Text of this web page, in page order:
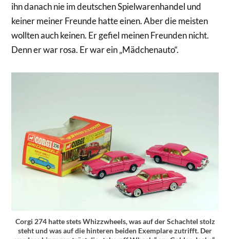
ihn danach nie im deutschen Spielwarenhandel und
keiner meiner Freunde hatte einen. Aber die meisten
wollten auch keinen. Er gefiel meinen Freunden nicht.
Denn er war rosa. Er war ein „Mädchenauto“.
Corgi 274 hatte stets Whizzwheels, was auf der Schachtel stolz
steht und was auf die hinteren beiden Exemplare zutrifft. Der